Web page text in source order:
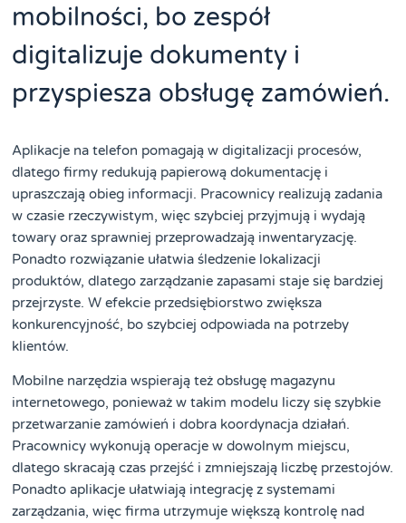
mobilności, bo zespół
digitalizuje dokumenty i
przyspiesza obsługę zamówień.
Aplikacje na telefon pomagają w digitalizacji procesów,
dlatego firmy redukują papierową dokumentację i
upraszczają obieg informacji. Pracownicy realizują zadania
w czasie rzeczywistym, więc szybciej przyjmują i wydają
towary oraz sprawniej przeprowadzają inwentaryzację.
Ponadto rozwiązanie ułatwia śledzenie lokalizacji
produktów, dlatego zarządzanie zapasami staje się bardziej
przejrzyste. W efekcie przedsiębiorstwo zwiększa
konkurencyjność, bo szybciej odpowiada na potrzeby
klientów.
Mobilne narzędzia wspierają też obsługę magazynu
internetowego, ponieważ w takim modelu liczy się szybkie
przetwarzanie zamówień i dobra koordynacja działań.
Pracownicy wykonują operacje w dowolnym miejscu,
dlatego skracają czas przejść i zmniejszają liczbę przestojów.
Ponadto aplikacje ułatwiają integrację z systemami
zarządzania, więc firma utrzymuje większą kontrolę nad